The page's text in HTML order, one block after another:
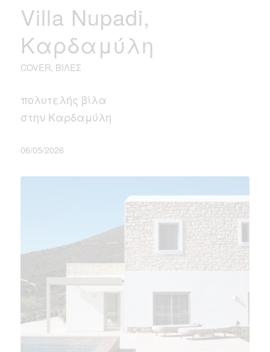
Villa Nupadi,
Καρδαμύλη
COVER ΒΊΛΕΣ
πολυτελής βίλα
στην Καρδαμύλη
06/05/2026